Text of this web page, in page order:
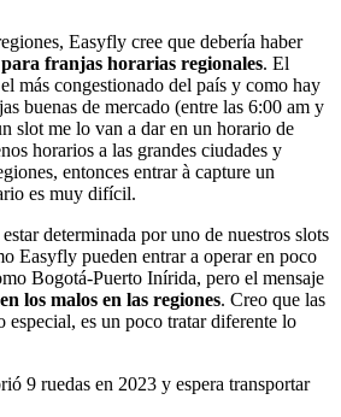
Easyfly cree que debería haber
para franjas horarias regionales. El
más congestionado del país y como hay
buenas de mercado (entre las 6:00 am y
slot me lo van a dar en un horario de
horarios a las grandes ciudades y
entonces entrar à capture un
es muy difícil.
determinada por uno de nuestros slots
Easyfly pueden entrar a operar en poco
Bogotá-Puerto Inírida, pero el mensaje
los malos en las regiones. Creo que las
especial, es un poco tratar diferente lo
9 ruedas en 2023 y espera transportar